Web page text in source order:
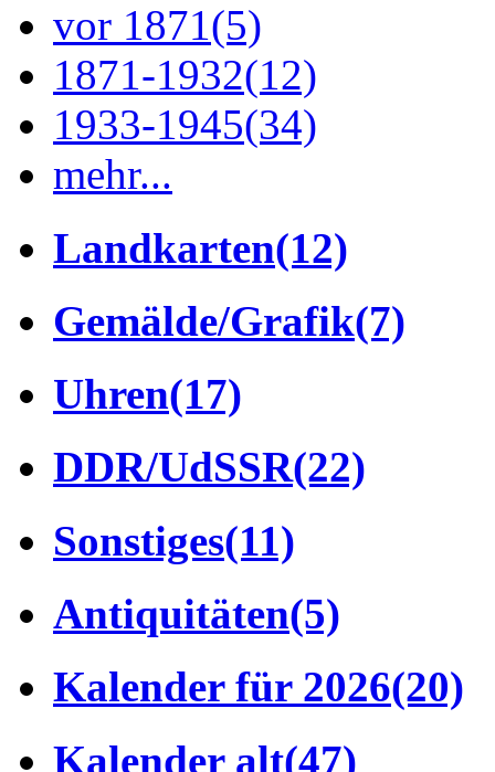
vor 1871(5)
1871-1932(12)
1933-1945(34)
mehr...
Landkarten(12)
Gemälde/Grafik(7)
Uhren(17)
DDR/UdSSR(22)
Sonstiges(11)
Antiquitäten(5)
Kalender für 2026(20)
Kalender alt(47)